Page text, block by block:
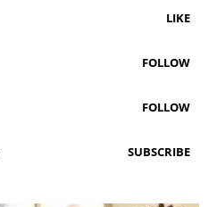
LIKE
FOLLOW
FOLLOW
SUBSCRIBE